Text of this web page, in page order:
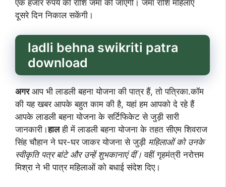
एक हजार रुपये की राशि जमा की जाएगी। जमा राशि महिलाएं
दूसरे दिन निकाल सकेंगी।
ladli behna swikriti patra
download
अगरआप भी लाडली बहना योजना की पात्र हैं, तो पत्रिका.कॉम
की यह खबर आपके बहुत काम की है, यहां हम आपको दे रहे हैं
आपके लाडली बहना योजना के सर्टिफिकेट से जुड़ी सारी
जानकारी।हालही में लाडली बहना योजना के तहत सीएम शिवराज
सिंह चौहान ने घर-घर जाकर योजना से जुड़ी महिलाओं को उनके
स्वीकृति पत्र बांटे और उन्हें शुभकानाएं दीं। वहीं गृहमंत्री नरोत्तम
मिश्रा ने भी पात्र महिलाओं को बधाई संदेश दिए।